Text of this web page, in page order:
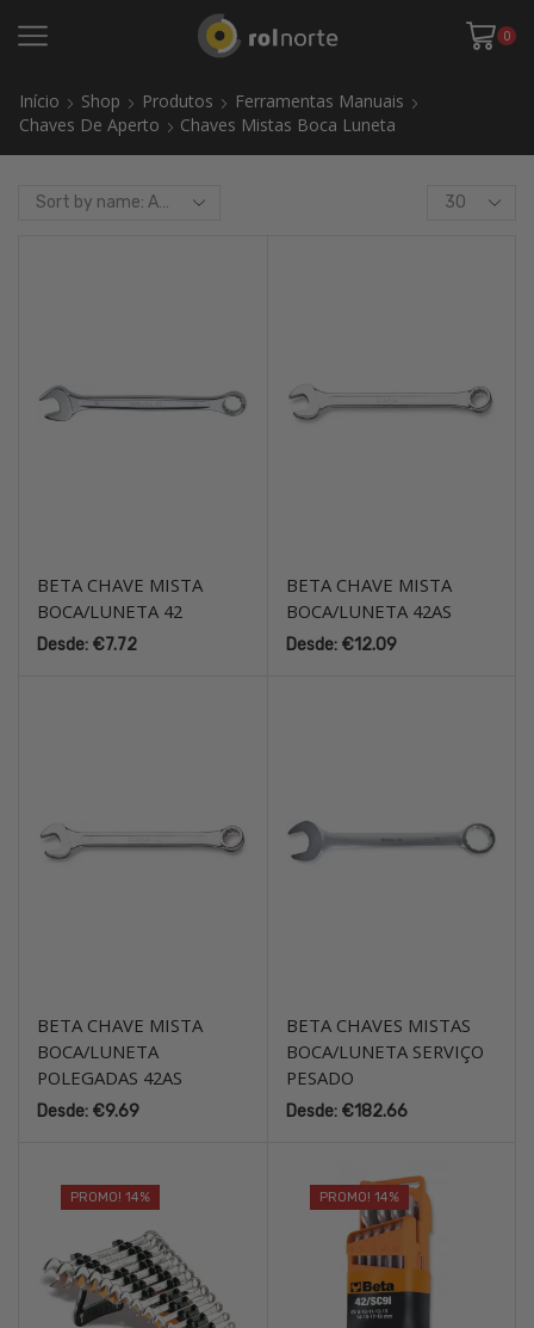
0
Início Shop Produtos
Ferramentas Manuais
Chaves De Aperto
Chaves Mistas Boca Luneta
Products
BETA CHAVE MISTA
BOCA/LUNETA 42
Desde: €7.72
BETA CHAVE MISTA
BOCA/LUNETA 42AS
Desde: €12.09
BETA CHAVE MISTA
BOCA/LUNETA
POLEGADAS 42AS
Desde: €9.69
BETA CHAVES MISTAS
BOCA/LUNETA SERVIÇO
PESADO
Desde: €182.66
PROMO! 14% PROMO! 14%